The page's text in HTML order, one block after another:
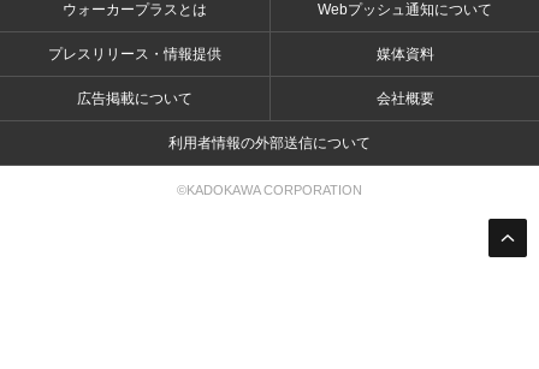
ウォーカープラスとは Webプッシュ通知について
プレスリリース・情報提供 媒体資料
広告掲載について 会社概要
利用者情報の外部送信について
©KADOKAWA CORPORATION